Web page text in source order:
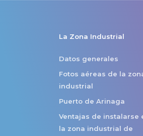
La Zona Industrial
Datos generales
Fotos aéreas de la
industrial
Puerto de Arinaga
Ventajas de instalarse
la zona industrial de